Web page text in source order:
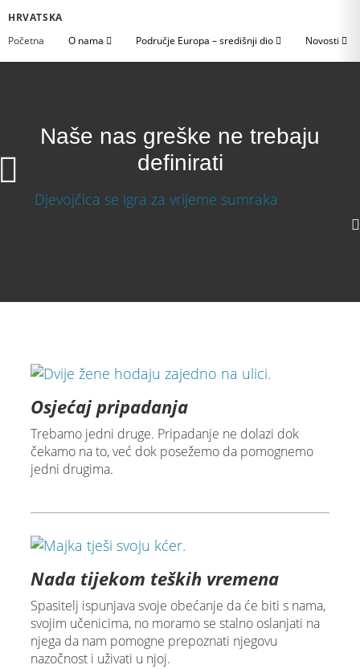
HRVATSKA
Početna
O nama Područje Europa – središnji dio Novosti
Naše nas greške ne trebaju
definirati
Osjećaj pripadanja
Trebamo jedni druge. Pripadanje ne dolazi dok
čekamo na to, već dok posežemo da pomognemo
jedni drugima.
Nada tijekom teških vremena
Spasitelj ispunjava svoje obećanje da će biti s nama,
svojim učenicima, no moramo se stalno oslanjati na
njega da nam pomogne prepoznati njegovu
nazočnost i uživati u njoj.